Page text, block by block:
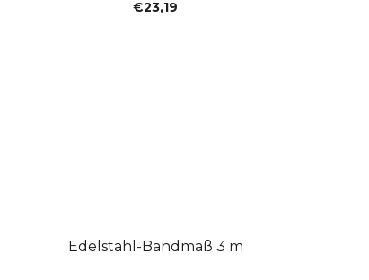
€23,19
Edelstahl-Bandmaß 3 m